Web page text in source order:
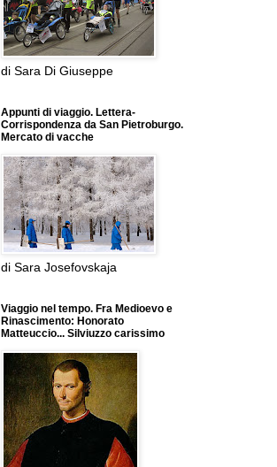
di Sara Di Giuseppe
Appunti di viaggio. Lettera-
Corrispondenza da San Pietroburgo.
Mercato di vacche
di Sara Josefovskaja
Viaggio nel tempo. Fra Medioevo e
Rinascimento: Honorato
Matteuccio... Silviuzzo carissimo